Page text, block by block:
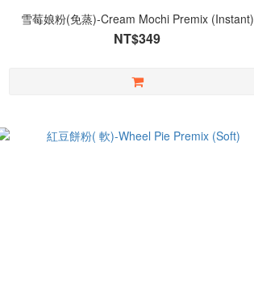
雪莓娘粉(免蒸)-Cream Mochi Premix (Instant)
NT$349